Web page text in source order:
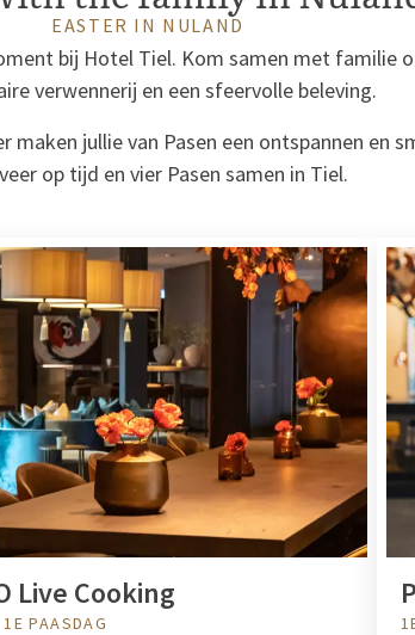
EASTER IN NULAND
bij Hotel Tiel. Kom samen met familie
verwennerij en een sfeervolle beleving.
maken jullie van Pasen een ontspannen en
op tijd en vier Pasen samen in Tiel.
Live Cooking
PAASDAG